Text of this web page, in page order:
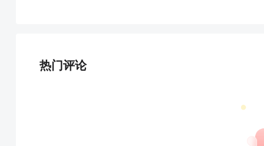
热门评论